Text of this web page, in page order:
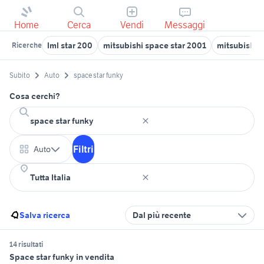
Home Cerca Vendi Messaggi
Ricerche lml star 200 mitsubishi space star 2001 mitsubishi
Subito Auto space star funky
Cosa cerchi?
Auto Filtri
Salva ricerca Dal più recente
14 risultati
Space star funky in vendita